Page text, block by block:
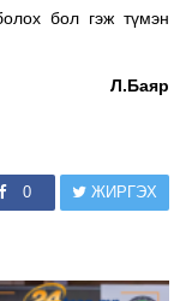
бол гэж түмэн
Л.Баяр
0 ЖИРГЭХ